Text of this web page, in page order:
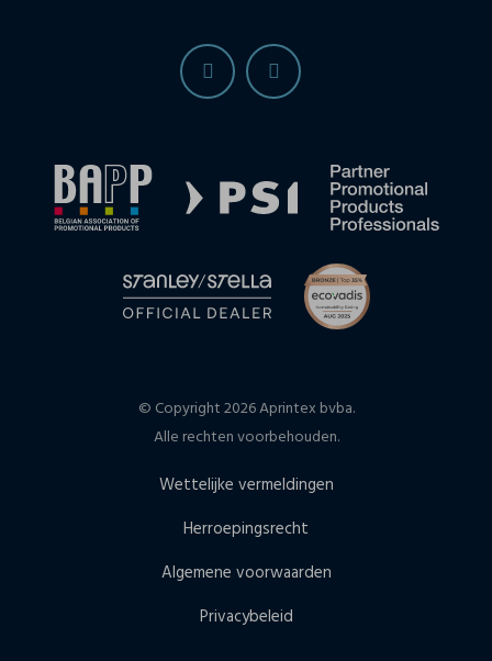
© Copyright 2026 Aprintex bvba.
Alle rechten voorbehouden.
Wettelijke vermeldingen
Herroepingsrecht
Algemene voorwaarden
Privacybeleid